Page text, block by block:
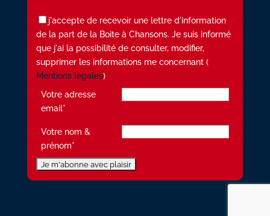
j'accepte de recevoir une lettre d'information
de la part de la Boite à Chansons. Je suis informé
que j'ai la possibilité de consulter, modifier,
supprimer les informations me concernant (
Mentions légales)
Votre adresse
email*
Votre nom &
prénom*